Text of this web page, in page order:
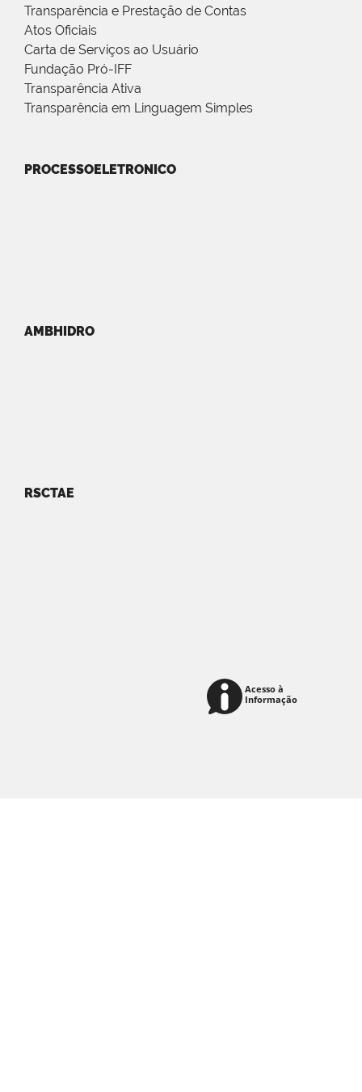
Transparência e Prestação de Contas
Atos Oficiais
Carta de Serviços ao Usuário
Fundação Pró-IFF
Transparência Ativa
Transparência em Linguagem Simples
PROCESSOELETRONICO
AMBHIDRO
RSCTAE